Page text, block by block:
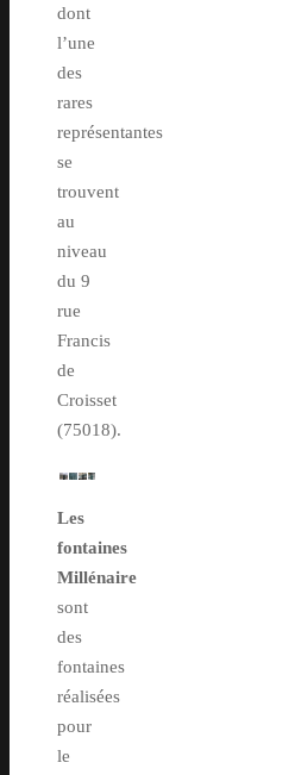
dont
l’une
des
rares
représentantes
se
trouvent
au
niveau
du 9
rue
Francis
de
Croisset
(75018).
Les
fontaines
Millénaire
sont
des
fontaines
réalisées
pour
le